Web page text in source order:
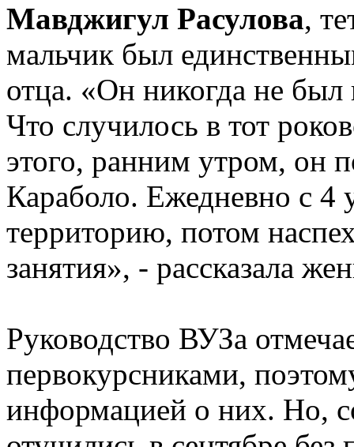
Мавджигул Расулова,
мальчик был
отца. «Он никогда не
Что случилось в тот
этого, ранним утром, он
Караболо. Ежедневно с 4
территорию, потом
занятия», - рассказала
Руководство ВУЗа
первокурсниками,
информацией о них. Но,